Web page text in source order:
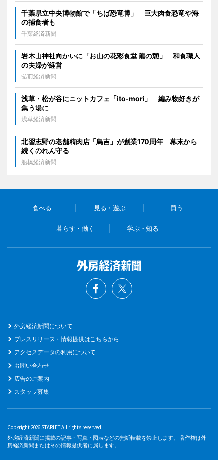
千葉県立中央博物館で「ちば恐竜博」 巨大肉食恐竜や海
の捕食者も
千葉経済新聞
岩木山神社向かいに「お山の花彩食堂 龍の憩」 和食職人
の夫婦が経営
弘前経済新聞
浅草・松が谷にニットカフェ「ito-mori」 編み物好きが
集う場に
浅草経済新聞
北習志野の老舗精肉店「鳥吉」が創業170周年 幕末から
続くのれん守る
船橋経済新聞
食べる 見る・遊ぶ 買う
暮らす・働く 学ぶ・知る
外房経済新聞について
プレスリリース・情報提供はこちらから
アクセスデータの利用について
お問い合わせ
広告のご案内
スタッフ募集
Copyright 2026 STARLET All rights reserved.
外房経済新聞に掲載の記事・写真・図表などの無断転載を禁止します。 著作権は外
房経済新聞またはその情報提供者に属します。